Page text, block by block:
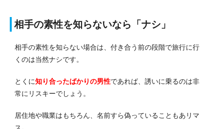
相手の素性を知らないなら「ナシ」
相手の素性を知らない場合は、付き合う前の段階で旅行に行
くのは当然ナシです。
とくに知り合ったばかりの男性であれば、誘いに乗るのは非
常にリスキーでしょう。
居住地や職業はもちろん、名前すら偽っていることもあリマ
ス。